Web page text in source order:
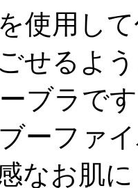
使用し
せるよ
ブラで
ーファ
なお肌